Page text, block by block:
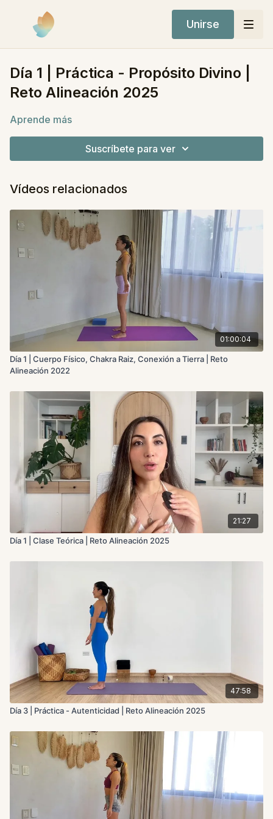
Unirse
Día 1 | Práctica - Propósito Divino |
Reto Alineación 2025
Aprende más
Suscríbete para ver
Vídeos relacionados
01:00:04
Día 1 | Cuerpo Físico, Chakra Raiz, Conexión a Tierra | Reto
Alineación 2022
21:27
Día 1 | Clase Teórica | Reto Alineación 2025
47:58
Día 3 | Práctica - Autenticidad | Reto Alineación 2025